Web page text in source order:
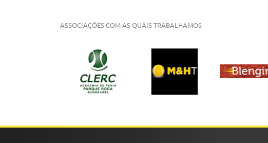
ASSOCIAÇÕES COM AS QUAIS TRABALHAMOS